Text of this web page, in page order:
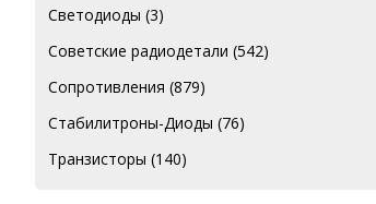
Светодиоды (3)
Советские радиодетали (542)
Сопротивления (879)
Стабилитроны-Диоды (76)
Транзисторы (140)